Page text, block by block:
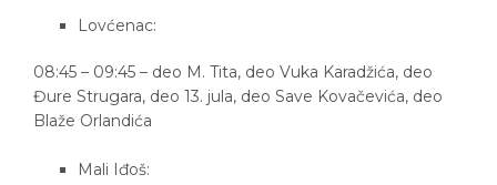
Lovćenac:
08:45 – 09:45 – deo M. Tita, deo Vuka Karadžića, deo
Đure Strugara, deo 13. jula, deo Save Kovačevića, deo
Blaže Orlandića
Mali Iđoš: